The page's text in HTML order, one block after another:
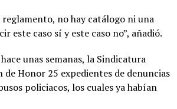
no hay catálogo ni una
este caso sí y este caso no”, añadió.
unas semanas, la Sindicatura
de Honor 25 expedientes de denuncias
policiacos, los cuales ya habían